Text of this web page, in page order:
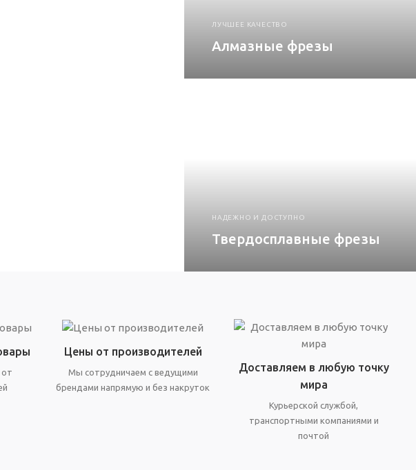
ЛУЧШЕЕ КАЧЕСТВО
Алмазные фрезы
НАДЕЖНО И ДОСТУПНО
Твердосплавные фрезы
от
Цены от производителей
Мы сотрудничаем с ведущими
брендами напрямую и без накруток
Доставляем в любую точку
мира
Курьерской службой,
транспортными компаниями и
почтой